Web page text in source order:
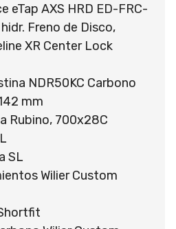
eTap AXS HRD ED-FRC-
Freno de Disco,
XR Center Lock
NDR50KC Carbono
mm
Rubino, 700x28C
SL
Wilier Custom